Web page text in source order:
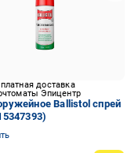
доставка
Эпицентр
Ballistol спрей